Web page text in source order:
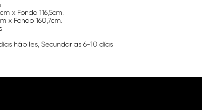
x Fondo 116,5cm.
x Fondo 160,7cm.
hábiles, Secundarias 6-10 días